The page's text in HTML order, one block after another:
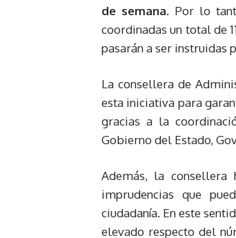
de semana. Por lo
coordinadas un total de
pasarán a ser instruidas
La consellera de
esta iniciativa para
gracias a la
Gobierno del Estado,
Además, la
imprudencias que
ciudadanía. En este
elevado respecto del